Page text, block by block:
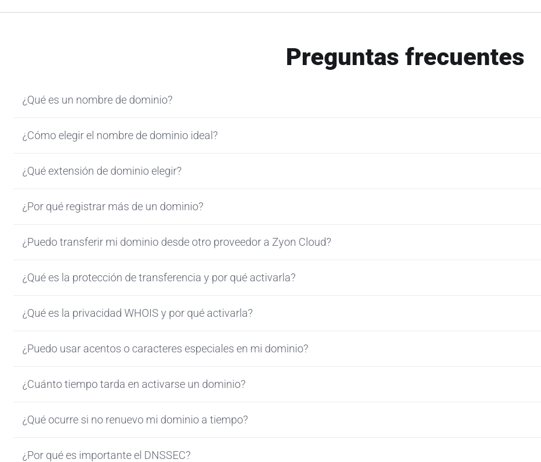
Preguntas frecuentes
¿Qué es un nombre de dominio?
¿Cómo elegir el nombre de dominio ideal?
¿Qué extensión de dominio elegir?
¿Por qué registrar más de un dominio?
¿Puedo transferir mi dominio desde otro proveedor a Zyon Cloud?
¿Qué es la protección de transferencia y por qué activarla?
¿Qué es la privacidad WHOIS y por qué activarla?
¿Puedo usar acentos o caracteres especiales en mi dominio?
¿Cuánto tiempo tarda en activarse un dominio?
¿Qué ocurre si no renuevo mi dominio a tiempo?
¿Por qué es importante el DNSSEC?